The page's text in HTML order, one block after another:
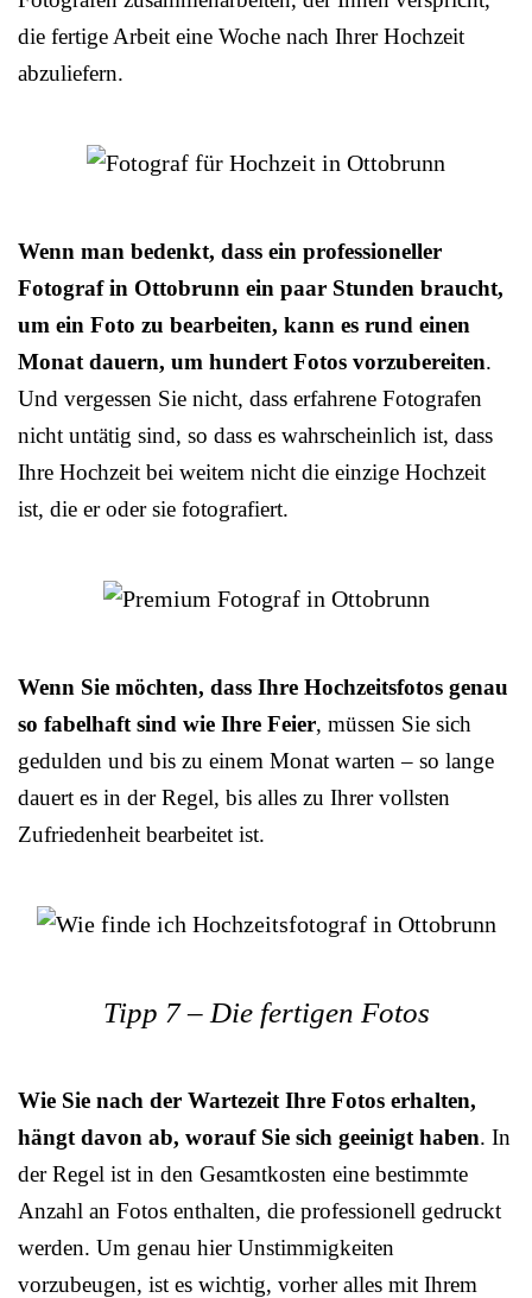
die fertige Arbeit eine Woche nach Ihrer Hochzeit
abzuliefern.
Wenn man bedenkt, dass ein professioneller
Fotograf in Ottobrunn ein paar Stunden braucht,
um ein Foto zu bearbeiten, kann es rund einen
Monat dauern, um hundert Fotos vorzubereiten.
Und vergessen Sie nicht, dass erfahrene Fotografen
nicht untätig sind, so dass es wahrscheinlich ist, dass
Ihre Hochzeit bei weitem nicht die einzige Hochzeit
ist, die er oder sie fotografiert.
Wenn Sie möchten, dass Ihre Hochzeitsfotos genau
so fabelhaft sind wie Ihre Feier, müssen Sie sich
gedulden und bis zu einem Monat warten – so lange
dauert es in der Regel, bis alles zu Ihrer vollsten
Zufriedenheit bearbeitet ist.
Tipp 7 – Die fertigen Fotos
Wie Sie nach der Wartezeit Ihre Fotos erhalten,
hängt davon ab, worauf Sie sich geeinigt haben. In
der Regel ist in den Gesamtkosten eine bestimmte
Anzahl an Fotos enthalten, die professionell gedruckt
werden. Um genau hier Unstimmigkeiten
vorzubeugen, ist es wichtig, vorher alles mit Ihrem